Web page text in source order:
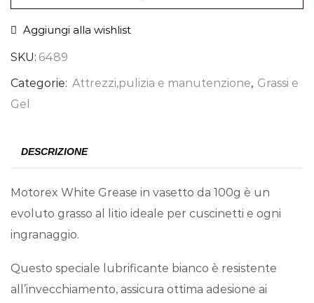
Aggiungi alla wishlist
SKU: 6489
Categorie: Attrezzi,pulizia e manutenzione, Grassi e
Gel
DESCRIZIONE
Motorex White Grease in vasetto da 100g è un
evoluto grasso al litio ideale per cuscinetti e ogni
ingranaggio.
Questo speciale lubrificante bianco è resistente
all’invecchiamento, assicura ottima adesione ai